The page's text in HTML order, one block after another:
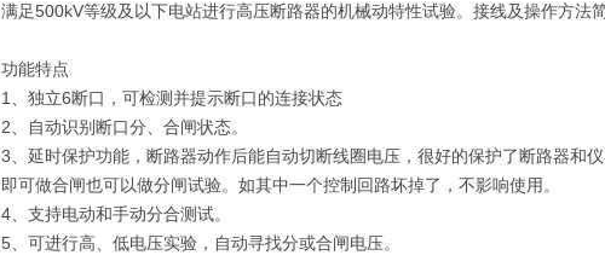
满足500kV等级及以下电站进行高压断路器的机械动特性试验。接线及操作方法
功能特点
1、独立6断口，可检测并提示断口的连接状态
2、自动识别断口分、合闸状态。
3、延时保护功能，断路器动作后能自动切断线圈电压，很好的保护了断路器和
即可做合闸也可以做分闸试验。如其中一个控制回路坏掉了，不影响使用。
4、支持电动和手动分合测试。
5、可进行高、低电压实验，自动寻找分或合闸电压。